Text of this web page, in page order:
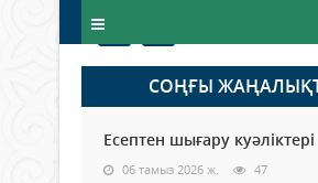
СОҢҒЫ
Есептен шығару куәліктері
06 тамыз 2026 ж. 47